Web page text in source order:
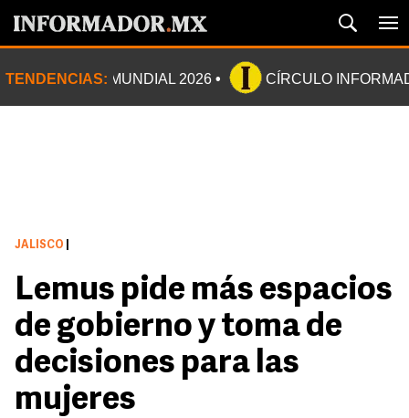
TENDENCIAS: MUNDIAL 2026 CÍRCULO
JALISCO
Lemus pide más espacios
de gobierno y toma de
decisiones para las
mujeres